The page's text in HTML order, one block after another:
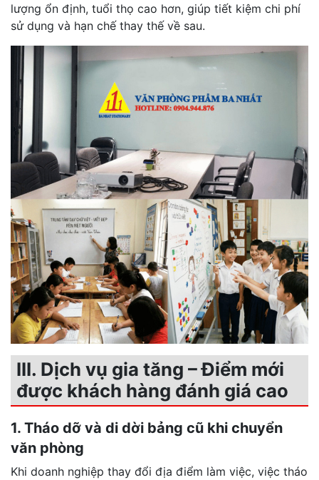
lượng ổn định, tuổi thọ cao hơn, giúp tiết kiệm chi phí
sử dụng và hạn chế thay thế về sau.
III. Dịch vụ gia tăng – Điểm mới
được khách hàng đánh giá cao
1. Tháo dỡ và di dời bảng cũ khi chuyển
văn phòng
Khi doanh nghiệp thay đổi địa điểm làm việc, việc tháo